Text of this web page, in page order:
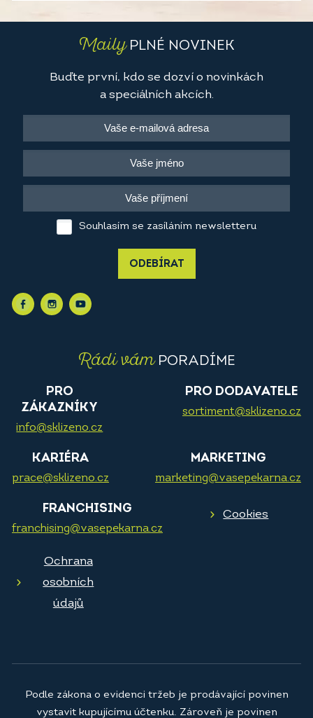
MailyPLNÉ NOVINEK
Buďte první, kdo se dozví o novinkách
a speciálních akcích.
Souhlasím se zasíláním newsletteru
ODEBÍRAT
Rádi vámPORADÍME
PRO
ZÁKAZNÍKY
info@sklizeno.cz
PRO DODAVATELE
sortiment@sklizeno.cz
KARIÉRA
prace@sklizeno.cz
MARKETING
marketing@vasepekarna.cz
FRANCHISING
franchising@vasepekarna.cz
Cookies
Ochrana
osobních
údajů
Podle zákona o evidenci tržeb je prodávající povinen
vystavit kupujícímu účtenku. Zároveň je povinen